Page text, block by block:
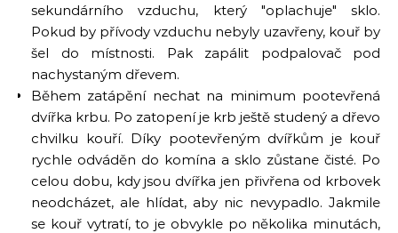
sekundárního vzduchu, který "oplachuje" sklo.
Pokud by přívody vzduchu nebyly uzavřeny, kouř by
šel do místnosti. Pak zapálit podpalovač pod
nachystaným dřevem.
Během zatápění nechat na minimum pootevřená
dvířka krbu. Po zatopení je krb ještě studený a dřevo
chvilku kouří. Díky pootevřeným dvířkům je kouř
rychle odváděn do komína a sklo zůstane čisté. Po
celou dobu, kdy jsou dvířka jen přivřena od krbovek
neodcházet, ale hlídat, aby nic nevypadlo. Jakmile
se kouř vytratí, to je obvykle po několika minutách,